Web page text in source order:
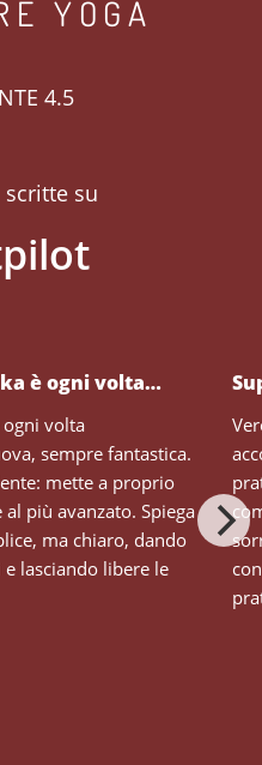
YOGA
4.5
scritte su
è ogni volta…
ogni volta
sempre fantastica.
mette a proprio
più avanzato. Spiega
ma chiaro, dando
lasciando libere le